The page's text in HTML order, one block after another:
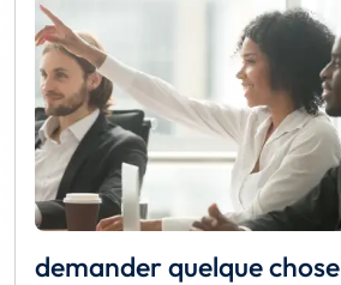
demander quelque chose